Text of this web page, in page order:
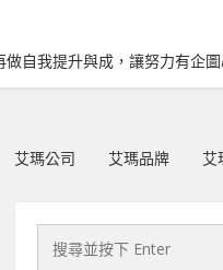
自我提升與成，讓努力有企
艾瑪公司 艾瑪品牌 艾